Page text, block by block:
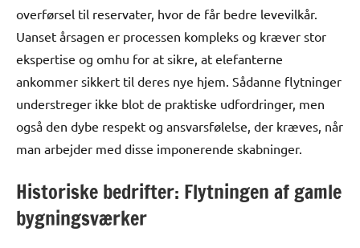
overførsel til reservater, hvor de får bedre levevilkår.
Uanset årsagen er processen kompleks og kræver stor
ekspertise og omhu for at sikre, at elefanterne
ankommer sikkert til deres nye hjem. Sådanne flytninger
understreger ikke blot de praktiske udfordringer, men
også den dybe respekt og ansvarsfølelse, der kræves, når
man arbejder med disse imponerende skabninger.
Historiske bedrifter: Flytningen af gamle
bygningsværker